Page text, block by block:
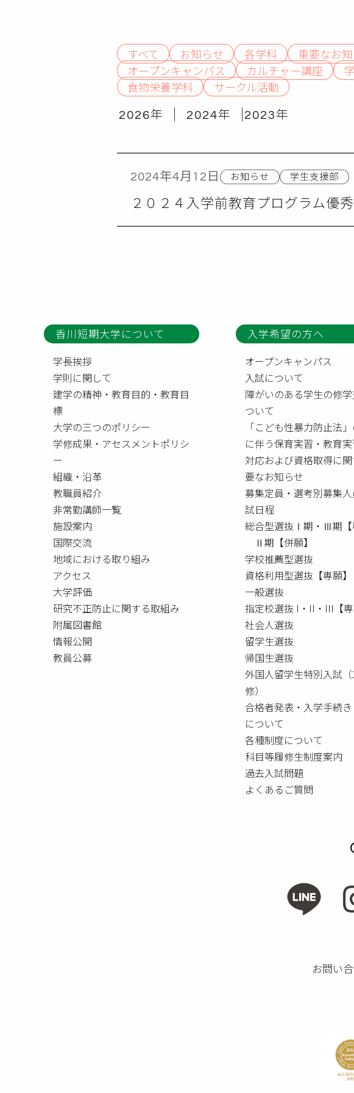
すべて お知らせ 各学科 重要なお
オープンキャンパス
カルチャー講座
食物栄養学科
サークル活動
2026年 2024年 2023年
2024年4月12日 お知らせ 学生支援部
２０２４入学前教育プログラム優
香川短期大学について
学長挨拶
学則に関して
建学の精神・教育目的・教育目
標
大学の三つのポリシー
学修成果・アセスメントポリシ
ー
組織・沿革
教職員紹介
非常勤講師一覧
施設案内
国際交流
地域における取り組み
アクセス
大学評価
研究不正防止に関する取組み
附属図書館
情報公開
教員公募
入学希望の方へ
オープンキャンパス
入試について
障がいのある学生の修
ついて
「こども性暴力防止法
に伴う保育実習・教育
対応および資格取得に
要なお知らせ
募集定員・選考別募集
試日程
総合型選抜Ⅰ期・Ⅲ期【
Ⅱ期【併願】
学校推薦型選抜
資格利用型選抜【専願】
一般選抜
指定校選抜 I・II・III【専
社会人選抜
留学生選抜
帰国生選抜
外国人留学生特別入試
修）
合格者発表・入学手続
について
各種制度について
科目等履修生制度案内
過去入試問題
よくあるご質問
お問い